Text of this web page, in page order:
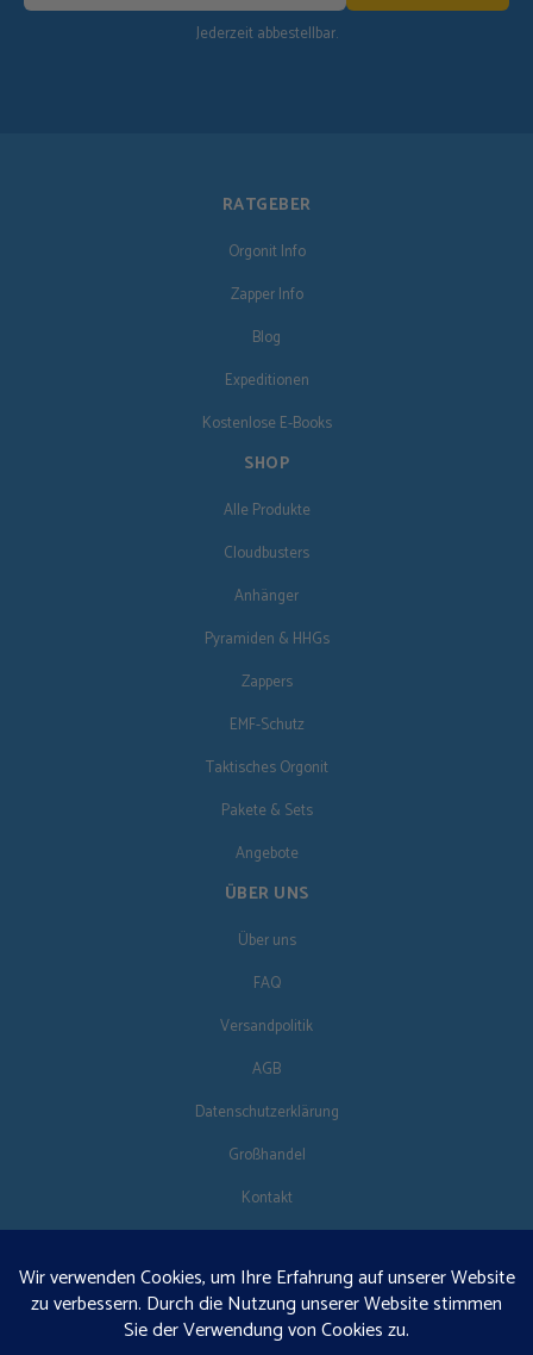
Jederzeit abbestellbar.
RATGEBER
Orgonit Info
Zapper Info
Blog
Expeditionen
Kostenlose E-Books
SHOP
Alle Produkte
Cloudbusters
Anhänger
Pyramiden & HHGs
Zappers
EMF-Schutz
Taktisches Orgonit
Pakete & Sets
Angebote
ÜBER UNS
Über uns
FAQ
Versandpolitik
AGB
Datenschutzerklärung
Großhandel
Kontakt
FOLG UNS